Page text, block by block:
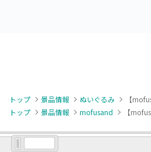
トップ 景品情報 ぬいぐるみ
トップ
景品情報 mofusand